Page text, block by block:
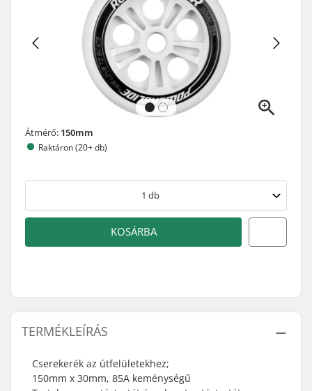
Átmérő: 150mm
Raktáron (20+ db)
1 db
KOSÁRBA
TERMÉKLEÍRÁS
Cserekerék az útfelületekhez;
150mm x 30mm, 85A keménységű